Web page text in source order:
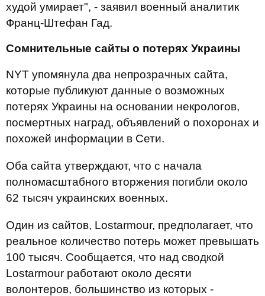
худой умирает", - заявил военный аналитик
Франц-Штефан Гад.
Сомнительные сайты о потерях Украины
NYT упомянула два непрозрачных сайта,
которые публикуют данные о возможных
потерях Украины на основании некрологов,
посмертных наград, объявлений о похоронах и
похожей информации в Сети.
Оба сайта утверждают, что с начала
полномасштабного вторжения погибли около
62 тысяч украинских военных.
Один из сайтов, Lostarmour, предполагает, что
реальное количество потерь может превышать
100 тысяч. Сообщается, что над сводкой
Lostarmour работают около десяти
волонтеров, большинство из которых -